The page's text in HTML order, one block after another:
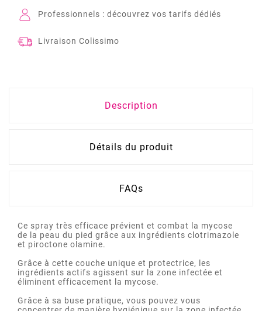
Professionnels : découvrez vos tarifs dédiés
Livraison Colissimo
Description
Détails du produit
FAQs
Ce spray très efficace prévient et combat la mycose
de la peau du pied grâce aux ingrédients clotrimazole
et piroctone olamine.
Grâce à cette couche unique et protectrice, les
ingrédients actifs agissent sur la zone infectée et
éliminent efficacement la mycose.
Grâce à sa buse pratique, vous pouvez vous